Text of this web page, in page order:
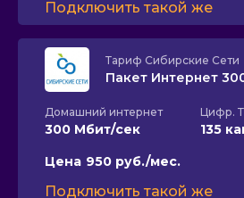
Подключить такой же
Тариф Сибирские Сети
Пакет Интернет
Домашний интернет
300 Мбит/сек
Цифр.
135
Цена 950 руб./мес.
Подключить такой же